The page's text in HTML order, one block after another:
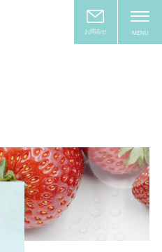
お問合せ MENU